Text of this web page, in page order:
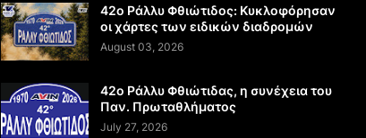
42ο Ράλλυ Φθιώτιδος: Κυκλοφόρησαν
οι χάρτες των ειδικών διαδρομών
August 03, 2026
42ο Ράλλυ Φθιώτιδας, η συνέχεια του
Παν. Πρωταθλήματος
July 27, 2026